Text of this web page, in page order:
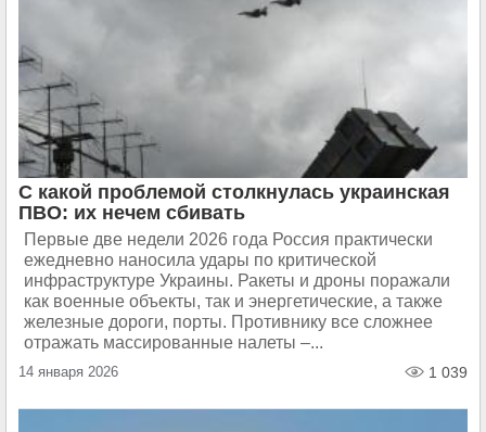
С какой проблемой столкнулась украинская
ПВО: их нечем сбивать
Первые две недели 2026 года Россия практически
ежедневно наносила удары по критической
инфраструктуре Украины. Ракеты и дроны поражали
как военные объекты, так и энергетические, а также
железные дороги, порты. Противнику все сложнее
отражать массированные налеты –...
14 января 2026 1 039